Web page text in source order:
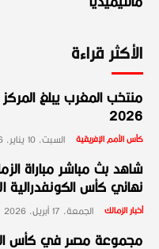
الأكثر قراءة
منتخب المغرب يبلغ
2026
كأس الأمم الإفريقية السبت، 10 يناير، 2026
شاهد بث مباشر مباراة
نهائي كأس الكونفدرالية
أخبار الزمالك الجمعة، 17 أبريل، 2026